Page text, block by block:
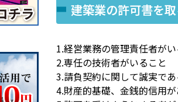
建築業の許可書を
1.経営業務の管理責任者がい
2.専任の技術者がいること
3.請負契約に関して誠実であ
4.財産的基礎、金銭的信用